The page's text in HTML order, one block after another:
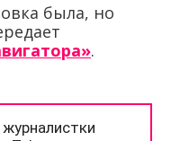
была, но
.